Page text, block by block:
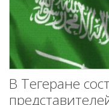
В Тегеране